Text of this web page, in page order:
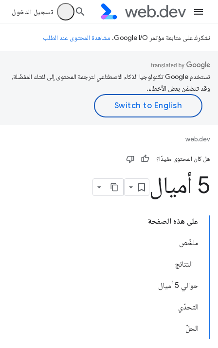
تسجيل الدخول
نشكرك على متابعة مؤتمر Google I/O. مشاهدة المحتوى عند الطلب
تستخدم Google تكنولوجيا الذكاء الاصطناعي لترجمة المحتوى إلى لغتك المفضّلة،
وقد تتضمّن بعض الأخطاء.
web.dev
هل كان المحتوى مفيدًا؟
5 أميال
على هذه الصفحة
ملخّص
النتائج
حوالي 5 أميال
التحدّي
الحلّ